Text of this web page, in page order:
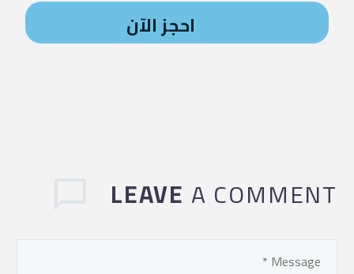
احجز الآن
LEAVE A COMMENT